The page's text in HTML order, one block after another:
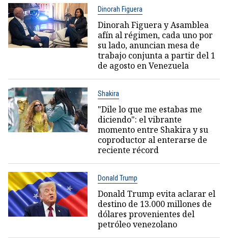
Dinorah Figuera
Dinorah Figuera y Asamblea
afín al régimen, cada uno por
su lado, anuncian mesa de
trabajo conjunta a partir del 1
de agosto en Venezuela
Shakira
"Dile lo que me estabas me
diciendo": el vibrante
momento entre Shakira y su
coproductor al enterarse de
reciente récord
Donald Trump
Donald Trump evita aclarar el
destino de 13.000 millones de
dólares provenientes del
petróleo venezolano